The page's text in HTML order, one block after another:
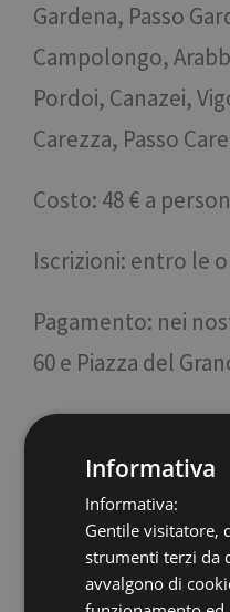
Gardena, Passo
Campolongo,
Pordoi, Canazei,
Carezza, Passo
Costo: 48 € a
Iscrizioni: entro le
Pagamento: nei
60 e Piazza del
Piccolo Giro
di Re Laurino
Partenza: ore
Bolzano Centro" in
Informativa
Informativa:
Gentile visitatore,
strumenti terzi da
avvalgono di